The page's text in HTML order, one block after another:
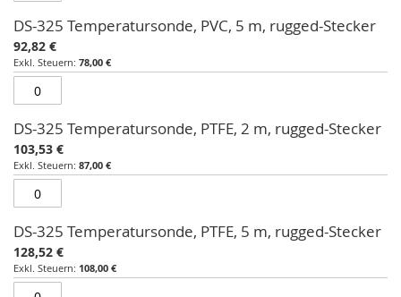
DS-325 Temperatursonde, PVC, 5 m, rugged-Stecker
92,82 €
78,00 €
DS-325 Temperatursonde, PTFE, 2 m, rugged-Stecker
103,53 €
87,00 €
DS-325 Temperatursonde, PTFE, 5 m, rugged-Stecker
128,52 €
108,00 €